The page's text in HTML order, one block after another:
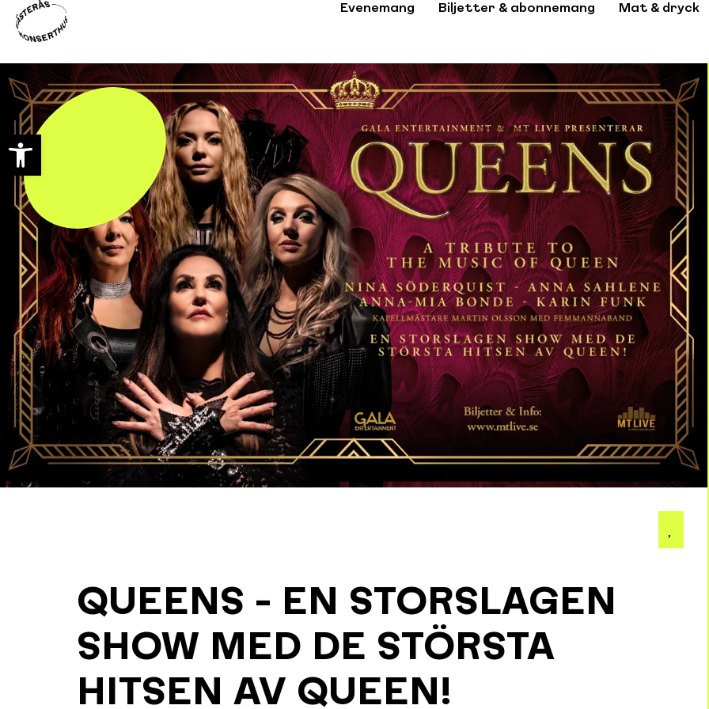
Evenemang Biljetter & abonnemang Mat & dryck
QUEENS - EN STORSLAGEN
SHOW MED DE STÖRSTA
HITSEN AV QUEEN!
Open toolbar